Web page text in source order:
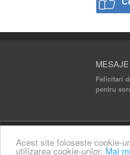
Acest site foloseste cookie-
utilizarea cookie-urilor. Mai
Felicitari
pentru